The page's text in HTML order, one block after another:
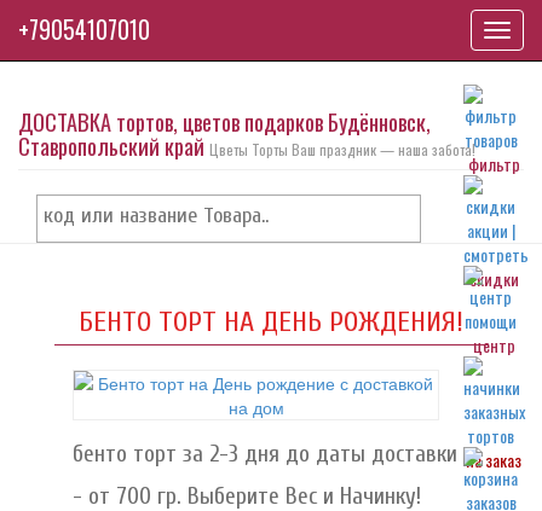
фильтр
скидки
центр
на заказ
ДОСТАВКА тортов, цветов подарков Будённовск,
Ставропольский край Цветы Торты Ваш праздник — наша забота!
БЕНТО ТОРТ НА ДЕНЬ РОЖДЕНИЯ!
бенто торт за 2-3 дня до даты доставки
- от 700 гр. Выберите Вес и Начинку!
+79054107010